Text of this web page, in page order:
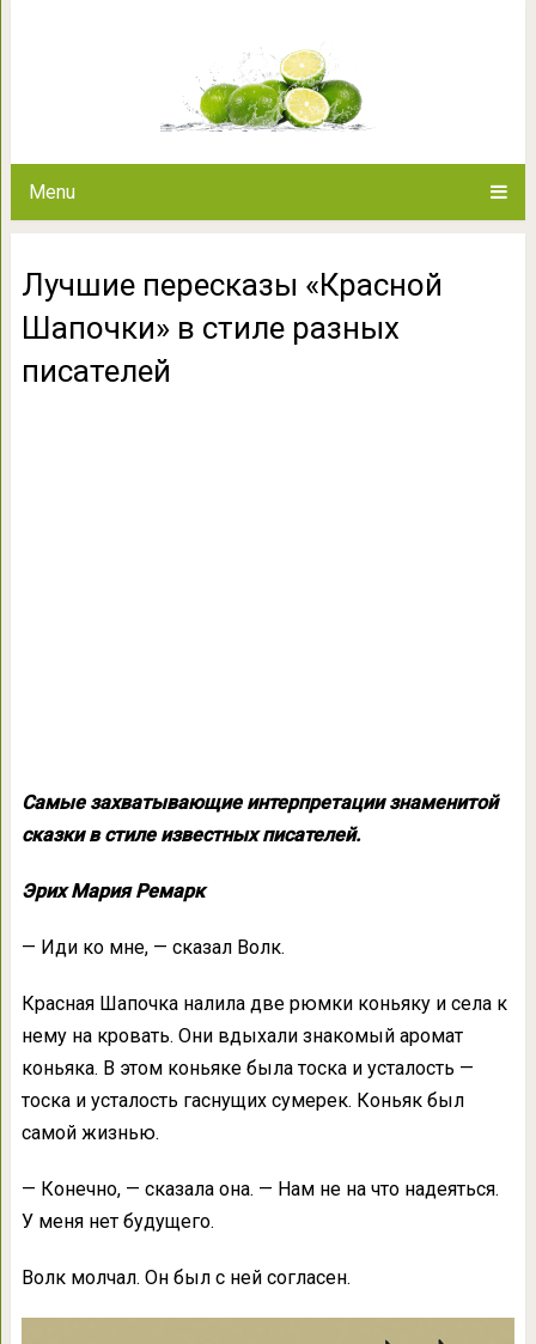
Menu
Лучшие пересказы «Красной
Шапочки» в стиле разных
писателей
Самые захватывающие интерпретации знаменитой
сказки в стиле известных писателей.
Эрих Мария Ремарк
— Иди ко мне, — сказал Волк.
Красная Шапочка налила две рюмки коньяку и села к
нему на кровать. Они вдыхали знакомый аромат
коньяка. В этом коньяке была тоска и усталость —
тоска и усталость гаснущих сумерек. Коньяк был
самой жизнью.
— Конечно, — сказала она. — Нам не на что надеяться.
У меня нет будущего.
Волк молчал. Он был с ней согласен.